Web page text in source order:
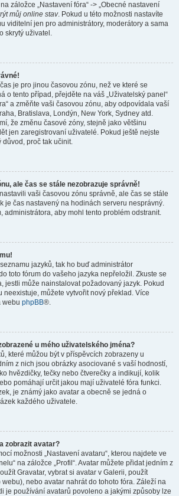
záložce „Nastavení fóra“ -> „Obecné nastavení
můj online stav. Pokud u této možnosti nastavíte
viditelní jen pro administrátory, moderátory a sama
skrytý uživatel.
je pro jinou časovou zónu, než ve které se
o tento případ, přejděte na váš „Uživatelský panel“
a změňte vaši časovou zónu, aby odpovídala vaší
Bratislava, Londýn, New York, Sydney atd.
že změnu časové zóny, stejně jako většinu
jen zaregistrovaní uživatelé. Pokud ještě nejste
důvod, proč tak učinit.
ale čas se stále nezobrazuje správně!
vaši časovou zónu správně, ale čas se stále
je čas nastavený na hodinách serveru nesprávný.
administrátora, aby mohl tento problém odstranit.
jazyků, tak ho buď administrátor
toto fórum do vašeho jazyka nepřeložil. Zkuste se
jestli může nainstalovat požadovaný jazyk. Pokud
neexistuje, můžete vytvořit nový překlad. Více
webu phpBB®.
u mého uživatelského jména?
které můžou být v příspěvcích zobrazeny u
z nich jsou obrázky asociované s vaší hodností,
hvězdičky, tečky nebo čtverečky a indikují, kolik
pomáhají určit jakou mají uživatelé fóra funkci.
je známý jako avatar a obecně se jedná o
každého uživatele.
zobrazit avatar?
možnosti „Nastavení avataru“, kterou najdete ve
na záložce „Profil“. Avatar můžete přidat jedním z
Gravatar, vybrat si avatar v Galerii, použít
nebo avatar nahrát do tohoto fóra. Záleží na
je používání avatarů povoleno a jakými způsoby lze